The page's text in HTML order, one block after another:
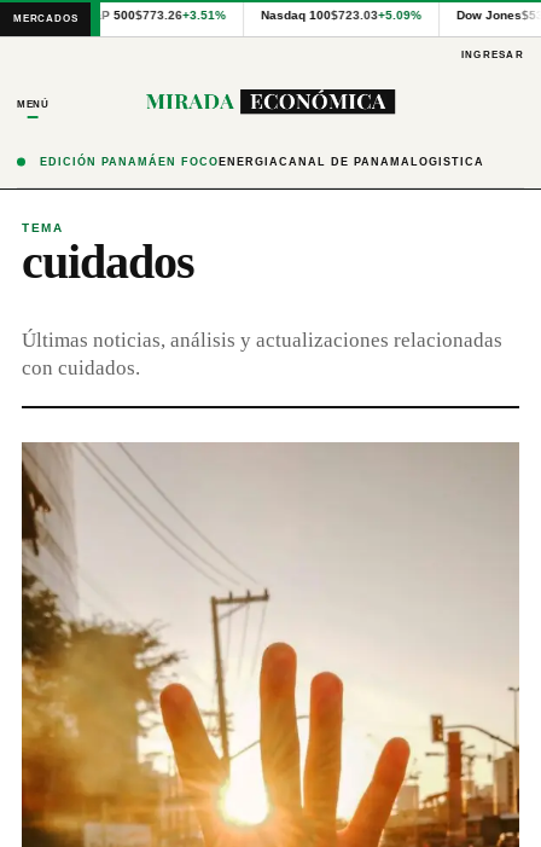
MERCADOS S&P 500$773.26+3.51% Nasdaq 100$723.03+5.09% Dow Jones
Cotizaciones
internacionales
Financial
Modeling
precios
por
Latinex
para
INGRESAR
MENÚ
EDICIÓN PANAMÁ EN FOCO ENERGÍACANAL DE PANAMÁ LOGÍSTICA
TEMA
cuidados
Últimas noticias, análisis y actualizaciones relacionadas
con cuidados.